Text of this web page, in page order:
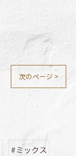
次のページ >
#ミックス